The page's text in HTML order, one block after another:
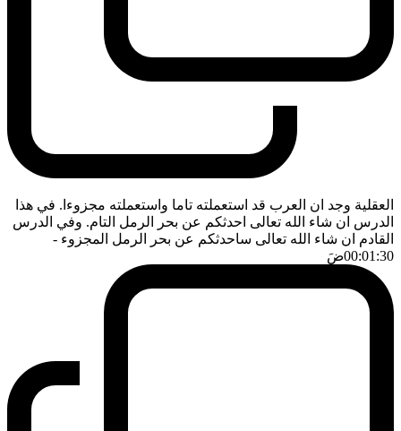
العقلية وجد ان العرب قد استعملته تاما واستعملته مجزوءا. في هذا
الدرس ان شاء الله تعالى احدثكم عن بحر الرمل التام. وفي الدرس
القادم ان شاء الله تعالى ساحدثكم عن بحر الرمل المجزوء -
00:01:30ضَ